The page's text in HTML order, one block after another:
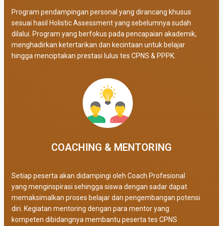
Program pendampingan personal yang dirancang khusus
sesuai hasil Holistic Assessment yang sebelumnya sudah
dilalui. Program yang berfokus pada pencapaian akademik,
menghadirkan ketertarikan dan kecintaan untuk belajar
hingga menciptakan prestasi lulus tes CPNS & PPPK.
COACHING & MENTORING
Setiap peserta akan didampingi oleh Coach Profesional
yang menginspirasi sehingga siswa dengan sadar dapat
memaksimalkan proses belajar dan pengembangan potensi
diri. Kegiatan mentoring dengan para mentor yang
kompeten dibidangnya membantu peserta tes CPNS